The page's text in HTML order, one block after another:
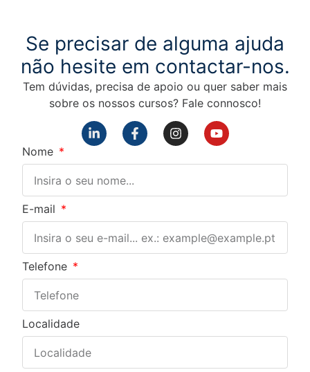
Se precisar de alguma ajuda
não hesite em contactar-nos.
Tem dúvidas, precisa de apoio ou quer saber mais
sobre os nossos cursos? Fale connosco!
Nome
E-mail
Telefone
Localidade